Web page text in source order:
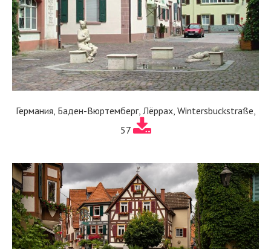
Германия, Баден-Вюртемберг, Лёррах, Wintersbuckstraße,
57